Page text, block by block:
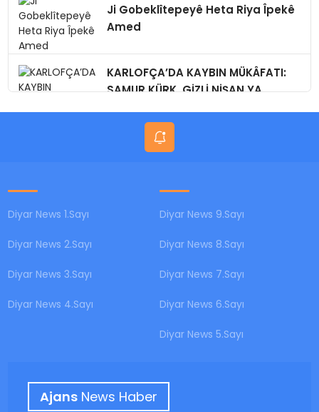
Ji Gobeklîtepeyê Heta Riya Îpekê
Amed
KARLOFÇA’DA KAYBIN MÜKÂFATI:
SAMUR KÜRK, GİZLİ NİŞAN,YA
Diyar News 1.Sayı
Diyar News 2.Sayı
Diyar News 3.Sayı
Diyar News 4.Sayı
Diyar News 9.Sayı
Diyar News 8.Sayı
Diyar News 7.Sayı
Diyar News 6.Sayı
Diyar News 5.Sayı
Ajans News Haber